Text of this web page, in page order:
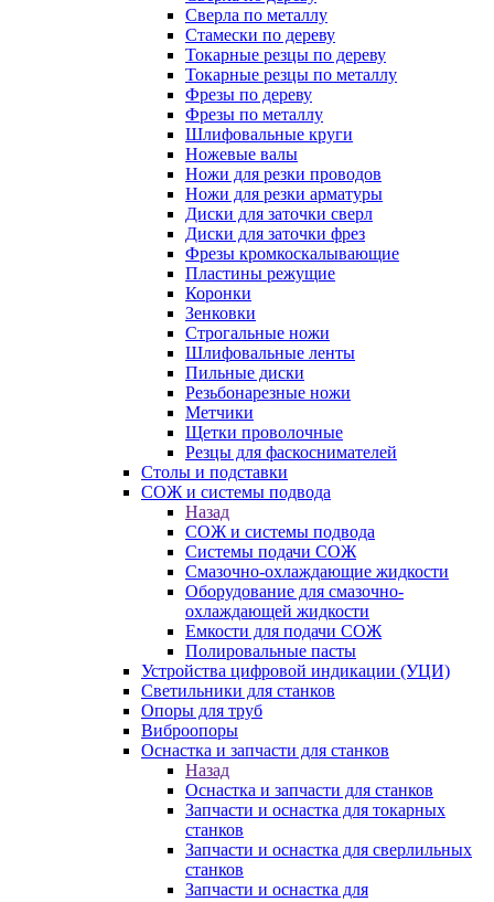
Сверла по металлу
Стамески по дереву
Токарные резцы по дереву
Токарные резцы по металлу
Фрезы по дереву
Фрезы по металлу
Шлифовальные круги
Ножевые валы
Ножи для резки проводов
Ножи для резки арматуры
Диски для заточки сверл
Диски для заточки фрез
Фрезы кромкоскалывающие
Пластины режущие
Коронки
Зенковки
Строгальные ножи
Шлифовальные ленты
Пильные диски
Резьбонарезные ножи
Метчики
Щетки проволочные
Резцы для фаскоснимателей
Столы и подставки
СОЖ и системы подвода
Назад
СОЖ и системы подвода
Системы подачи СОЖ
Смазочно-охлаждающие жидкости
Оборудование для смазочно-
охлаждающей жидкости
Емкости для подачи СОЖ
Полировальные пасты
Устройства цифровой индикации (УЦИ)
Светильники для станков
Опоры для труб
Виброопоры
Оснастка и запчасти для станков
Назад
Оснастка и запчасти для станков
Запчасти и оснастка для токарных
станков
Запчасти и оснастка для сверлильных
станков
Запчасти и оснастка для